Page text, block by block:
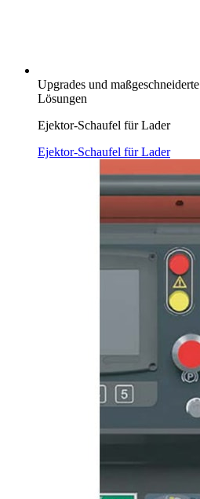
Upgrades und maßgeschneiderte
Lösungen
Ejektor-Schaufel für Lader
Ejektor-Schaufel für Lader